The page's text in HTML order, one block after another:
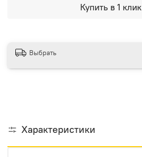
Купить в 1 клик
Выбрать
Характеристики